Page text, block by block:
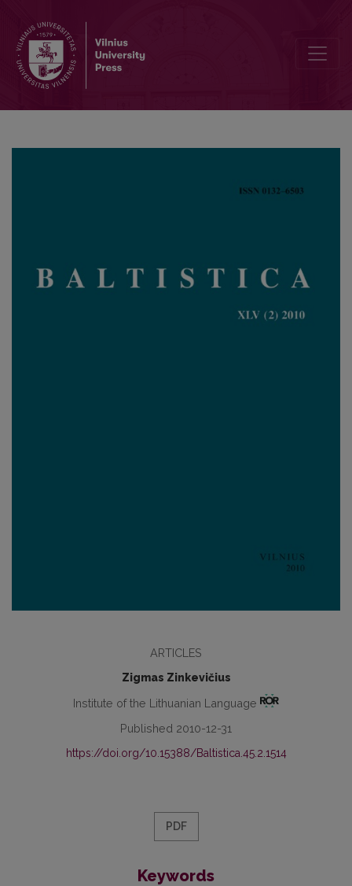
ARTICLES
Zigmas Zinkevičius
Institute of the Lithuanian Language
Published 2010-12-31
https://doi.org/10.15388/Baltistica.45.2.1514
PDF
Keywords